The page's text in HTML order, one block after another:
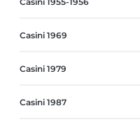
Casini 1969
Casini 1979
Casini 1987